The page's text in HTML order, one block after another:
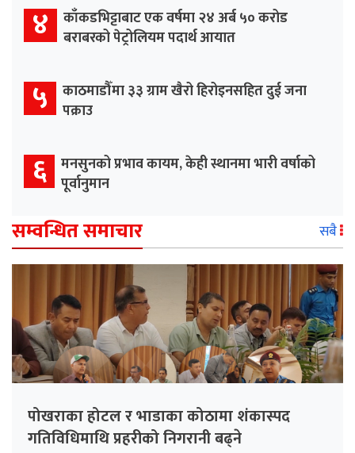
४ काँकडभिट्टाबाट एक वर्षमा २४ अर्ब ५० करोड
बराबरको पेट्रोलियम पदार्थ आयात
५ काठमाडौँमा ३३ ग्राम खैरो हिरोइनसहित दुई जना
पक्राउ
६ मनसुनको प्रभाव कायम, केही स्थानमा भारी वर्षाको
पूर्वानुमान
सम्वन्धित समाचार सबै
पोखराका होटल र भाडाका कोठामा शंकास्पद
गतिविधिमाथि प्रहरीको निगरानी बढ्ने